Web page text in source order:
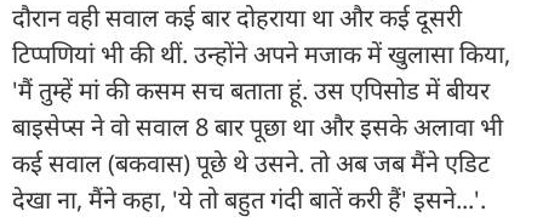
दौरान वही सवाल कई बार दोहराया था और कई दूसरी
टिप्पणियां भी की थीं. उन्होंने अपने मजाक में खुलासा किया,
'मैं तुम्हें मां की कसम सच बताता हूं. उस एपिसोड में बीयर
बाइसेप्स ने वो सवाल 8 बार पूछा था और इसके अलावा भी
कई सवाल (बकवास) पूछे थे उसने. तो अब जब मैंने एडिट
देखा ना, मैंने कहा, 'ये तो बहुत गंदी बातें करी हैं' इसने...'.